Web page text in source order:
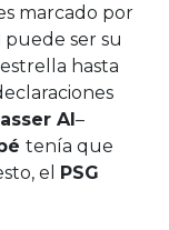
marcado por
puede ser su
hasta
Al –
tenía que
el
PSG